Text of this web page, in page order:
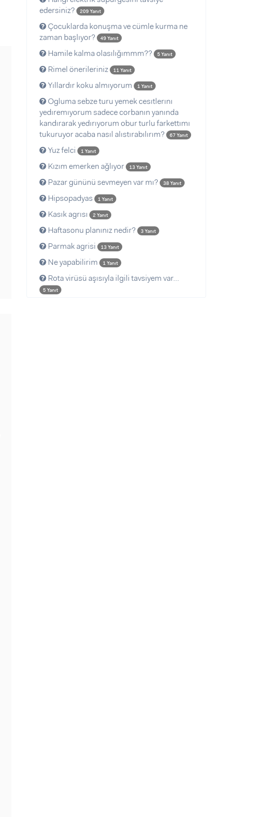
edersiniz?
209 Yanıt
Çocuklarda konuşma ve cümle kurma ne
zaman başlıyor?
49 Yanıt
Hamile kalma olasılığımmm?? 5 Yanıt
Rimel önerileriniz 11 Yanıt
Yıllardır koku almıyorum 1 Yanıt
Ogluma sebze turu yemek cesıtlerını
yedıremıyorum sadece corbanın yanında
kandırarak yedırıyorum obur turlu farkettımı
tukuruyor acaba nasıl alıstırabılırım?
67 Yanıt
Yuz felci 1 Yanıt
Kızım emerken ağlıyor 13 Yanıt
Pazar gününü sevmeyen var mı? 38 Yanıt
Hipsopadyas 1 Yanıt
Kasık agrısı 2 Yanıt
Haftasonu planınız nedir? 3 Yanıt
Parmak agrisi 13 Yanıt
Ne yapabilirim 1 Yanıt
Rota virüsü aşısıyla ilgili tavsiyem var...
5 Yanıt